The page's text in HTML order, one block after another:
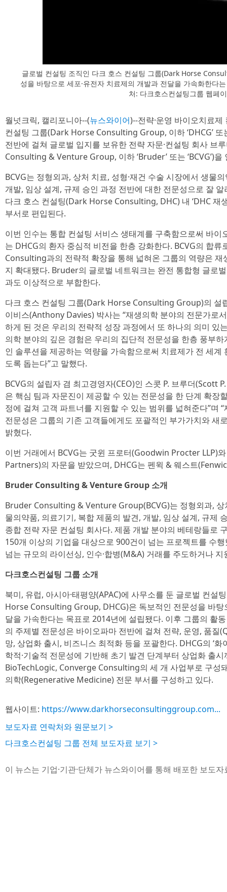
글로벌 컨설팅 조직인 다크 호스 컨설팅 그룹(Dark Horse
성을 바탕으로 세포·유전자 치료제의 개발과 전달을 가속화한다
처: 다크호스컨설팅그룹 웹페
월넛크릭, 캘리포니아--(뉴스와이어)--전략·운영 바이오치료
컨설팅 그룹(Dark Horse Consulting Group, 이하 ‘DHCG’ 또
전반에 걸쳐 글로벌 입지를 보유한 전략 자문·컨설팅 회사 브
Consulting & Venture Group, 이하 ‘Bruder’ 또는 ‘BCVG’)을
BCVG는 정형외과, 상처 치료, 성형·재건 수술 시장에서 생물
개발, 임상 설계, 규제 승인 과정 전반에 대한 전문성으로 잘
다크 호스 컨설팅(Dark Horse Consulting, DHC) 내 ‘DHC 재
부서로 편입된다.
이번 인수는 통합 컨설팅 서비스 생태계를 구축함으로써 바
는 DHCG의 환자 중심적 비전을 한층 강화한다. BCVG의 합
Consulting과의 전략적 확장을 통해 넓혀온 그룹의 역량은 재
지 확대됐다. Bruder의 글로벌 네트워크는 완전 통합형 글로
과도 이상적으로 부합한다.
다크 호스 컨설팅 그룹(Dark Horse Consulting Group)의 설
이비스(Anthony Davies) 박사는 “재생의학 분야의 전문가로
하게 된 것은 우리의 전략적 성장 과정에서 또 하나의 의미 있
의학 분야의 깊은 경험은 우리의 집단적 전문성을 한층 풍부
인 솔루션을 제공하는 역량을 가속함으로써 치료제가 전 세계
도록 돕는다”고 말했다.
BCVG의 설립자 겸 최고경영자(CEO)인 스콧 P. 브루더(Scott
은 핵심 팀과 자문진이 제공할 수 있는 전문성을 한 단계 확장
정에 걸쳐 고객 파트너를 지원할 수 있는 범위를 넓혀준다”며
전문성은 그룹의 기존 고객들에게도 포괄적인 부가가치와 새
밝혔다.
이번 거래에서 BCVG는 굿윈 프로터(Goodwin Procter LLP)
Partners)의 자문을 받았으며, DHCG는 펜윅 & 웨스트
Bruder Consulting & Venture Group 소개
Bruder Consulting & Venture Group(BCVG)는 정형외과, 상
물의약품, 의료기기, 복합 제품의 발견, 개발, 임상 설계, 규제
종합 전략 자문 컨설팅 회사다. 제품 개발 분야의 베테랑들로
150개 이상의 기업을 대상으로 900건이 넘는 프로젝트를 수
넘는 규모의 라이선싱, 인수·합병(M&A) 거래를 주도하거나
다크호스컨설팅 그룹 소개
북미, 유럽, 아시아·태평양(APAC)에 사무소를 둔 글로벌 컨설
Horse Consulting Group, DHCG)은 독보적인 전문성을 바탕
달을 가속한다는 목표로 2014년에 설립됐다. 이후 그룹의 활
의 주제별 전문성은 바이오파마 전반에 걸쳐 전략, 운영, 품질
망, 상업화 출시, 비즈니스 최적화 등을 포괄한다. DHCG의 ‘
학적·기술적 전문성에 기반해 초기 발견 단계부터 상업화 출
BioTechLogic, Converge Consulting의 세 개 사업부로 구성
의학(Regenerative Medicine) 전문 부서를 구성하고 있다.
웹사이트: https://www.darkhorseconsultinggroup.com...
보도자료 연락처와 원문보기 >
다크호스컨설팅 그룹 전체 보도자료 보기 >
이 뉴스는 기업·기관·단체가 뉴스와이어를 통해 배포한 보도